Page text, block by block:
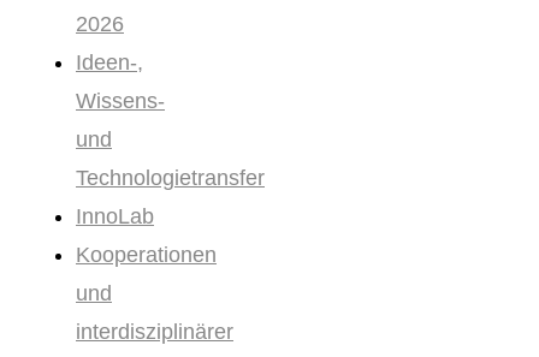
2026
Ideen-,
Wissens-
und
Technologietransfer
InnoLab
Kooperationen
und
interdisziplinärer